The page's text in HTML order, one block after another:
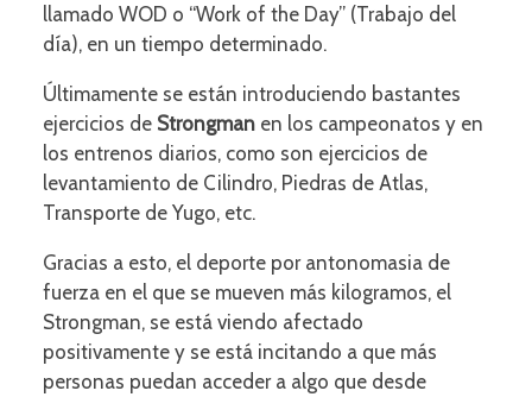
llamado WOD o “Work of the Day” (Trabajo del
día), en un tiempo determinado.
Últimamente se están introduciendo bastantes
ejercicios de Strongman en los campeonatos y en
los entrenos diarios, como son ejercicios de
levantamiento de Cilindro, Piedras de Atlas,
Transporte de Yugo, etc.
Gracias a esto, el deporte por antonomasia de
fuerza en el que se mueven más kilogramos, el
Strongman, se está viendo afectado
positivamente y se está incitando a que más
personas puedan acceder a algo que desde